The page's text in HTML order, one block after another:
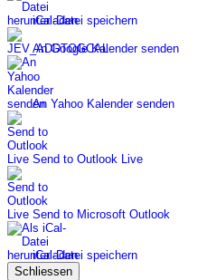
iCal-Datei speichern
An Google Kalender senden
An Yahoo Kalender senden
Send to Outlook Live
Send to Microsoft Outlook
iCal-Datei speichern
Schliessen